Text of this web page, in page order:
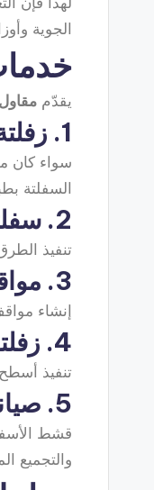
الجوية
يقدّم
1. زفلتة المداخل الخاصة
سواء كان
السفلتة
2. سفلتة الطرق الزراعية والداخلية
تنفيذ
3. مواقف السيارات
إنشاء
4. زفلتة الساحات والمناطق المفتوحة
تنفيذ
5. صيانة الطرق القديمة
قشط
والتجميع